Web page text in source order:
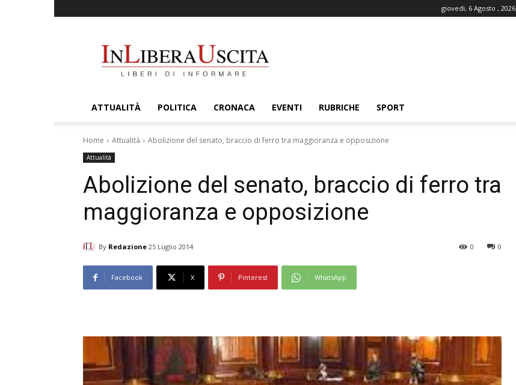
giovedì, 6 Agosto , 2026
ATTUALITÀ POLITICA CRONACA EVENTI RUBRICHE SPORT
Home Attualità Abolizione del senato, braccio di ferro tra maggioranza e opposizione
Attualità
Abolizione del senato, braccio di ferro tra
maggioranza e opposizione
By Redazione 25 Luglio 2014 0
0
Facebook X Pinterest WhatsApp